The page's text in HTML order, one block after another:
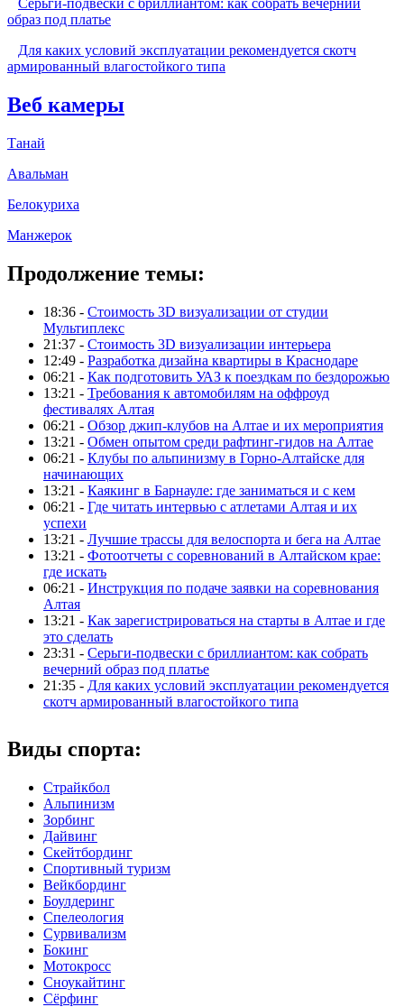
Серьги-подвески с бриллиантом: как собрать вечерний
образ под платье
Для каких условий эксплуатации рекомендуется скотч
армированный влагостойкого типа
Веб камеры
Танай
Авальман
Белокуриха
Манжерок
Продолжение темы:
18:36 - Стоимость 3D визуализации от студии
Мультиплекс
21:37 - Стоимость 3D визуализации интерьера
12:49 - Разработка дизайна квартиры в Краснодаре
06:21 - Как подготовить УАЗ к поездкам по бездорожью
13:21 - Требования к автомобилям на оффроуд
фестивалях Алтая
06:21 - Обзор джип-клубов на Алтае и их мероприятия
13:21 - Обмен опытом среди рафтинг-гидов на Алтае
06:21 - Клубы по альпинизму в Горно-Алтайске для
начинающих
13:21 - Каякинг в Барнауле: где заниматься и с кем
06:21 - Где читать интервью с атлетами Алтая и их
успехи
13:21 - Лучшие трассы для велоспорта и бега на Алтае
13:21 - Фотоотчеты с соревнований в Алтайском крае:
где искать
06:21 - Инструкция по подаче заявки на соревнования
Алтая
13:21 - Как зарегистрироваться на старты в Алтае и где
это сделать
23:31 - Серьги-подвески с бриллиантом: как собрать
вечерний образ под платье
21:35 - Для каких условий эксплуатации рекомендуется
скотч армированный влагостойкого типа
Виды спорта:
Страйкбол
Альпинизм
Зорбинг
Дайвинг
Скейтбординг
Спортивный туризм‎
Вейкбординг
Боулдеринг
Спелеология
Сурвивализм
Бокинг
Мотокросс
Сноукайтинг
Сёрфинг